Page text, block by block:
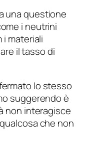
una questione
i neutrini
materiali
il tasso di
lo stesso
suggerendo è
non interagisce
che non